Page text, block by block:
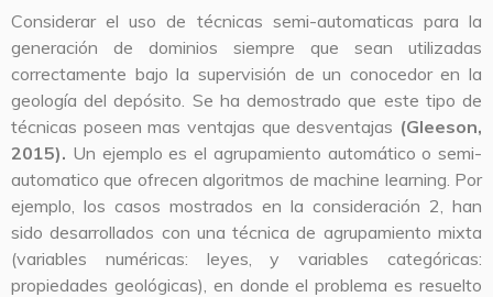
Considerar el uso de técnicas semi-automaticas para la
generación de dominios siempre que sean utilizadas
correctamente bajo la supervisión de un conocedor en la
geología del depósito. Se ha demostrado que este tipo de
técnicas poseen mas ventajas que desventajas (Gleeson,
2015). Un ejemplo es el agrupamiento automático o semi-
automatico que ofrecen algoritmos de machine learning. Por
ejemplo, los casos mostrados en la consideración 2, han
sido desarrollados con una técnica de agrupamiento mixta
(variables numéricas: leyes, y variables categóricas:
propiedades geológicas), en donde el problema es resuelto